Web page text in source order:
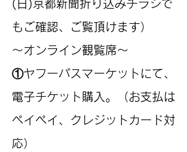
(日)京都新聞折り込みチラシで
もご確認、ご覧頂けます）
～オンライン観覧席～
①ヤフーパスマーケットにて、
電子チケット購入。（お支払は
ペイペイ、クレジットカード対
応）